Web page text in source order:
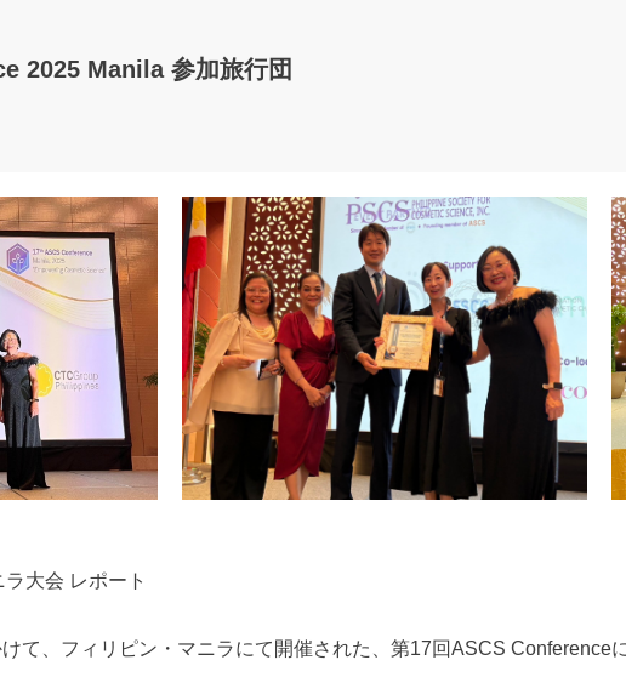
2025 Manila 参加旅行団
大会 レポート
て、フィリピン・マニラにて開催された、第17回ASCS Conference